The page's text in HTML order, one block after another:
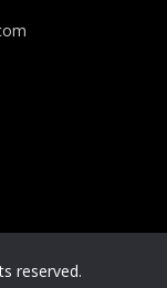
reserved.